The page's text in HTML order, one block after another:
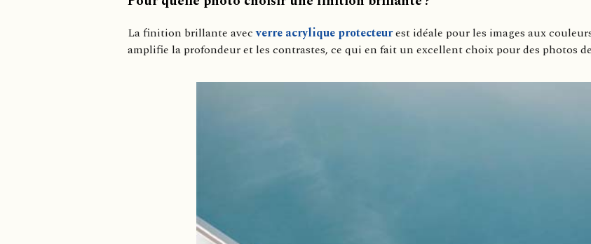
La finition brillante avecverre acrylique protecteurest idéale pour les images aux
amplifie la profondeur et les contrastes, ce qui en fait un excellent choix pour des photos